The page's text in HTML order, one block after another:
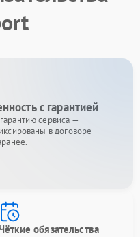
с гарантией
сервиса —
в договоре
обязательства